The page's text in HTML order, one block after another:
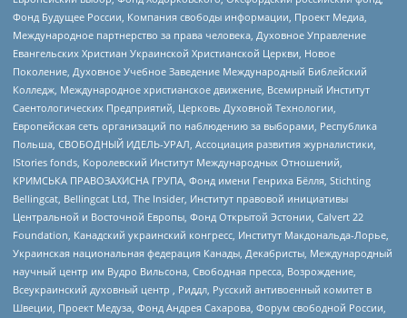
Фонд Будущее России, Компания свободы информации, Проект Медиа,
Международное партнерство за права человека, Духовное Управление
Евангельских Христиан Украинской Христианской Церкви, Новое
Поколение, Духовное Учебное Заведение Международный Библейский
Колледж, Международное христианское движение, Всемирный Институт
Саентологических Предприятий, Церковь Духовной Технологии,
Европейская сеть организаций по наблюдению за выборами, Республика
Польша, СВОБОДНЫЙ ИДЕЛЬ-УРАЛ, Ассоциация развития журналистики,
IStories fonds, Королевский Институт Международных Отношений,
КРИМСЬКА ПРАВОЗАХИСНА ГРУПА, Фонд имени Генриха Бёлля, Stichting
Bellingcat, Bellingcat Ltd, The Insider, Институт правовой инициативы
Центральной и Восточной Европы, Фонд Открытой Эстонии, Calvert 22
Foundation, Канадский украинский конгресс, Институт Макдональда-Лорье,
Украинская национальная федерация Канады, Декабристы, Международный
научный центр им Вудро Вильсона, Свободная пресса, Возрождение,
Всеукраинский духовный центр , Риддл, Русский антивоенный комитет в
Швеции, Проект Медуза, Фонд Андрея Сахарова, Форум свободной России,